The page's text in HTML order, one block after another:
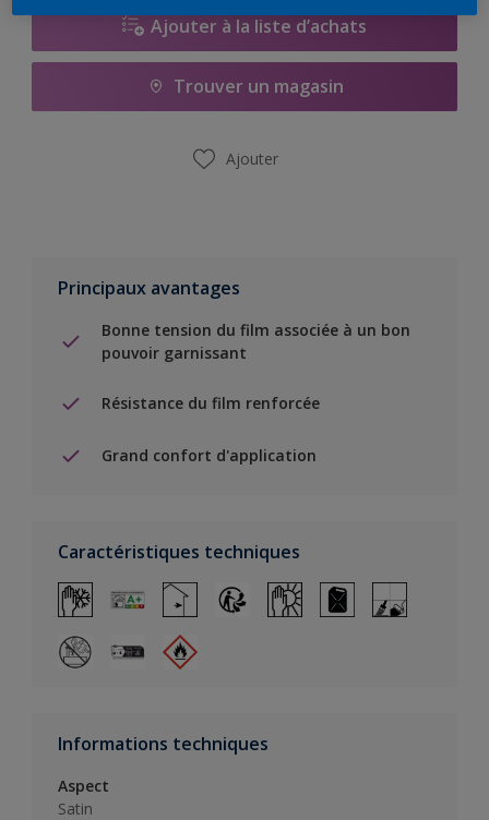
Ajouter à la liste d’achats
Trouver un magasin
Ajouter
Principaux avantages
Bonne tension du film associée à un bon
pouvoir garnissant
Résistance du film renforcée
Grand confort d'application
Caractéristiques techniques
Informations techniques
Aspect
Satin